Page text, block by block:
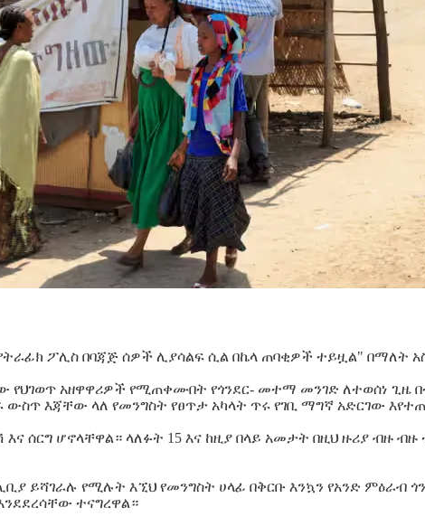
ፖሊስ በባጃጅ ሰዎች ሊያሳልፍ ሲል በኬላ ጠባቂዎች ተይዟል" በማለት
የህገወጥ አዘዋዋሪዎች የሚጠቀሙበት የጎንደር- መተማ መንገድ ለተወሰነ ጊዜ
እጃቸው ላለ የመንግስት የፀጥታ አካላት ጥሩ የገቢ ማግኛ አድርገው
ሰርግ ሆኖላቸዋል። ላለፉት 15 እና ከዚያ በላይ አመታት በዚህ ዙሪያ ብዙ
ይሻገራሉ የሚሉት እኚህ የመንግስት ሀላፊ በቅርቡ እንኳን የአንድ
ተናግረዋል።